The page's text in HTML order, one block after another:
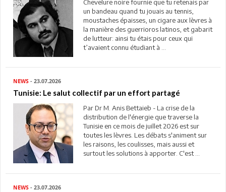
Chevelure noire fournie que tu retenais par
un bandeau quand tu jouais au tennis,
moustaches épaisses, un cigare aux lèvres à
la manière des guerrioros latinos, et gabarit
de lutteur: ainsi tu étais pour ceux qui
t’avaient connu étudiant à ...
NEWS - 23.07.2026
Tunisie: Le salut collectif par un effort partagé
Par Dr M. Anis Bettaieb - La crise de la
distribution de l'énergie que traverse la
Tunisie en ce mois de juillet 2026 est sur
toutes les lèvres. Les débats s'animent sur
les raisons, les coulisses, mais aussi et
surtout les solutions à apporter. C'est ...
NEWS - 23.07.2026